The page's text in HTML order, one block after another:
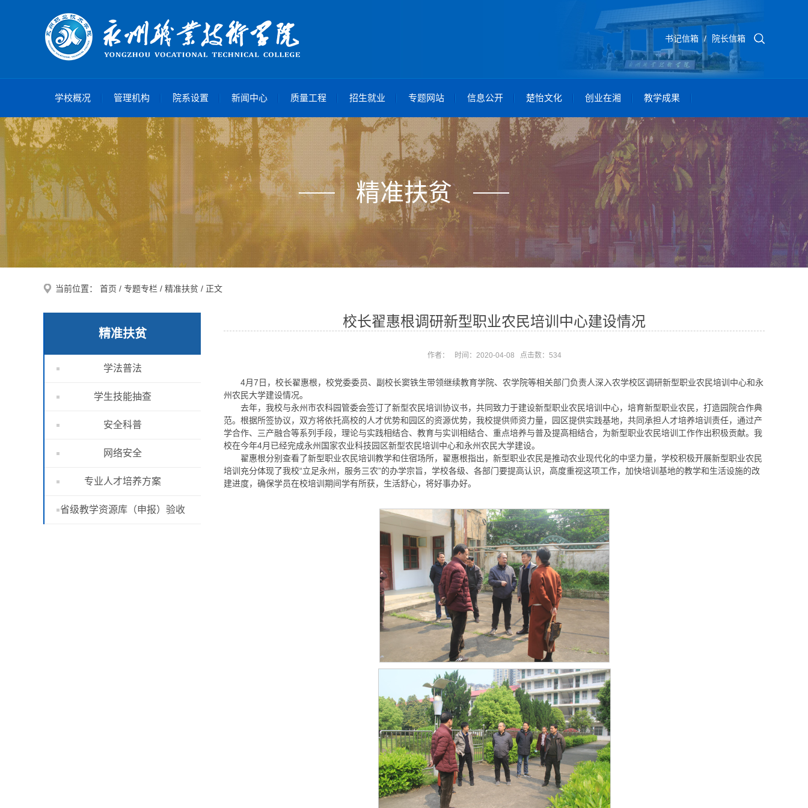
书记信箱 / 院长信箱
学校概况 管理机构 院系设置 新闻中心 质量工程 招生就业 专题网站 信息公开 楚怡文化 创业在湘 教学成果
精准扶贫
当前位置： 首页 / 专题专栏 / 精准扶贫 / 正文
精准扶贫
学法普法
学生技能抽查
安全科普
网络安全
专业人才培养方案
省级教学资源库（申报）验收
校长翟惠根调研新型职业农民培训中心建设情况
作者： 时间：2020-04-08 点击数： 534
4月7日，校长翟惠根，校党委委员、副校长窦铁生带领继续教育学院、农学院等相关部门负责人深入农学校区调研新型职业农民培训中心和永
州农民大学建设情况。
去年，我校与永州市农科园管委会签订了新型农民培训协议书，共同致力于建设新型职业农民培训中心，培育新型职业农民，打造园院合作典
范。根据所签协议，双方将依托高校的人才优势和园区的资源优势，我校提供师资力量，园区提供实践基地，共同承担人才培养培训责任，通过产
学合作、三产融合等系列手段，理论与实践相结合、教育与实训相结合、重点培养与普及提高相结合，为新型职业农民培训工作作出积极贡献。我
校在今年4月已经完成永州国家农业科技园区新型农民培训中心和永州农民大学建设。
翟惠根分别查看了新型职业农民培训教学和住宿场所，翟惠根指出，新型职业农民是推动农业现代化的中坚力量，学校积极开展新型职业农民
培训充分体现了我校“立足永州，服务三农”的办学宗旨，学校各级、各部门要提高认识，高度重视这项工作，加快培训基地的教学和生活设施的改
建进度，确保学员在校培训期间学有所获，生活舒心，将好事办好。